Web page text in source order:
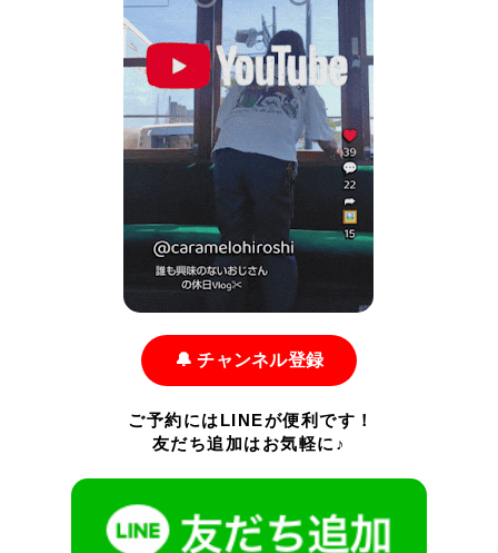
🔔 チャンネル登録
ご予約にはLINEが便利です！
友だち追加はお気軽に♪